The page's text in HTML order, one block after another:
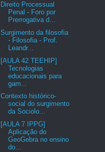
Direito Processual
Penal - Foro por
Prerrogativa d...
Surgimento da filosofia
- Filosofia - Prof.
Leandr...
[AULA 42 TEEHIP]
Tecnologias
educacionais para
gam...
Contexto histórico-
social do surgimento
da Sociolo...
[AULA 7 IPPG]
Aplicação do
GeoGebra no ensino
do...